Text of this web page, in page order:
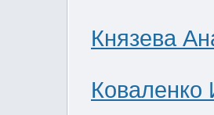
Князева
Коваленко